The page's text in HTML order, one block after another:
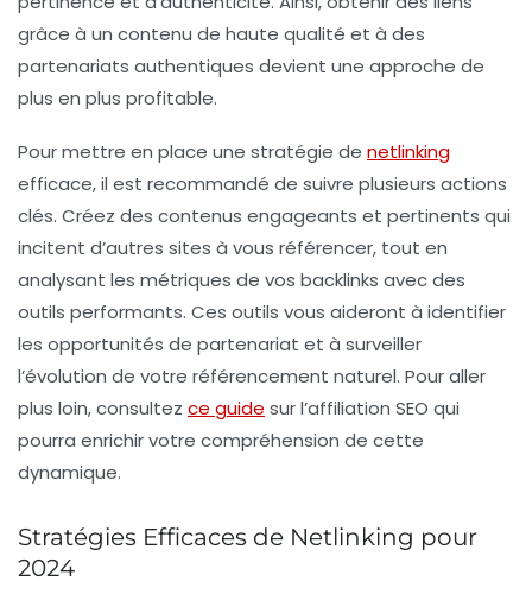
grâce à un contenu de haute qualité et à des
partenariats authentiques devient une approche de
plus en plus profitable.
Pour mettre en place une stratégie de netlinking
efficace, il est recommandé de suivre plusieurs actions
clés. Créez des contenus engageants et pertinents qui
incitent d’autres sites à vous référencer, tout en
analysant les métriques de vos backlinks avec des
outils performants. Ces outils vous aideront à identifier
les opportunités de partenariat et à surveiller
l’évolution de votre référencement naturel. Pour aller
plus loin, consultez ce guide sur l’affiliation SEO qui
pourra enrichir votre compréhension de cette
dynamique.
Stratégies Efficaces de Netlinking pour
2024